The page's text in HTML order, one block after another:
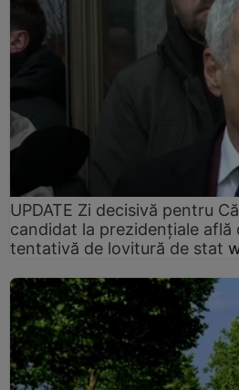
UPDATE Zi decisivă pentru
candidat la prezidențiale
tentativă de lovitură de stat